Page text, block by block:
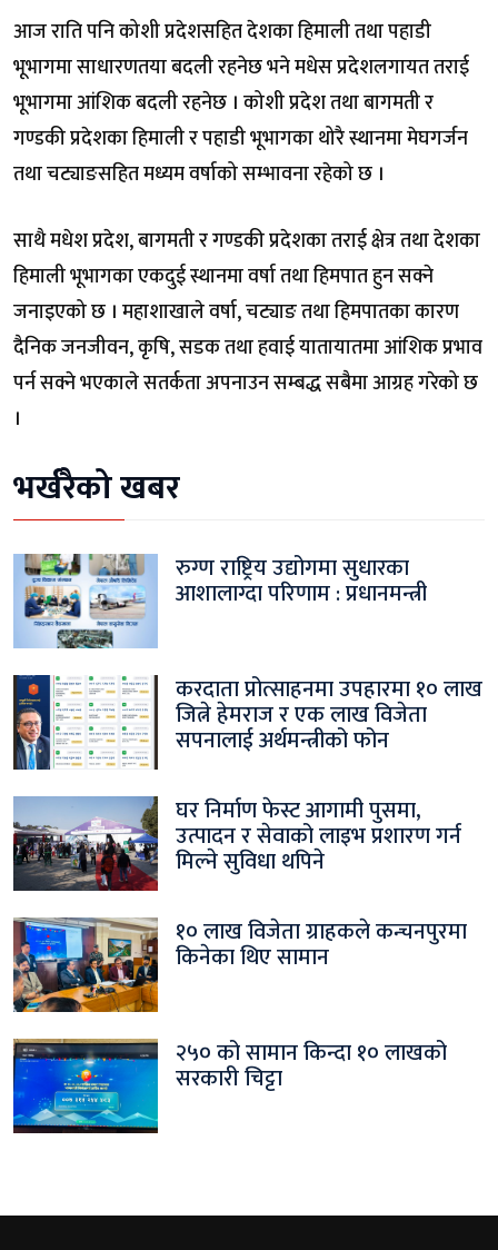
आज राति पनि कोशी प्रदेशसहित देशका हिमाली तथा पहाडी
भूभागमा साधारणतया बदली रहनेछ भने मधेस प्रदेशलगायत तराई
भूभागमा आंशिक बदली रहनेछ । कोशी प्रदेश तथा बागमती र
गण्डकी प्रदेशका हिमाली र पहाडी भूभागका थोरै स्थानमा मेघगर्जन
तथा चट्याङसहित मध्यम वर्षाको सम्भावना रहेको छ ।
साथै मधेश प्रदेश, बागमती र गण्डकी प्रदेशका तराई क्षेत्र तथा देशका
हिमाली भूभागका एकदुई स्थानमा वर्षा तथा हिमपात हुन सक्ने
जनाइएको छ । महाशाखाले वर्षा, चट्याङ तथा हिमपातका कारण
दैनिक जनजीवन, कृषि, सडक तथा हवाई यातायातमा आंशिक प्रभाव
पर्न सक्ने भएकाले सतर्कता अपनाउन सम्बद्ध सबैमा आग्रह गरेको छ
।
भर्खरैको खबर
रुग्ण राष्ट्रिय उद्योगमा सुधारका
आशालाग्दा परिणाम : प्रधानमन्त्री
करदाता प्रोत्साहनमा उपहारमा १० लाख
जित्ने हेमराज र एक लाख विजेता
सपनालाई अर्थमन्त्रीको फोन
घर निर्माण फेस्ट आगामी पुसमा,
उत्पादन र सेवाको लाइभ प्रशारण गर्न
मिल्ने सुविधा थपिने
१० लाख विजेता ग्राहकले कन्चनपुरमा
किनेका थिए सामान
२५० को सामान किन्दा १० लाखको
सरकारी चिट्टा